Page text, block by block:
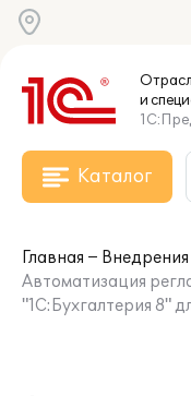
и
Каталог
Главная
Внедрения
Автоматизация
"1С:Бухгалтерия 8"